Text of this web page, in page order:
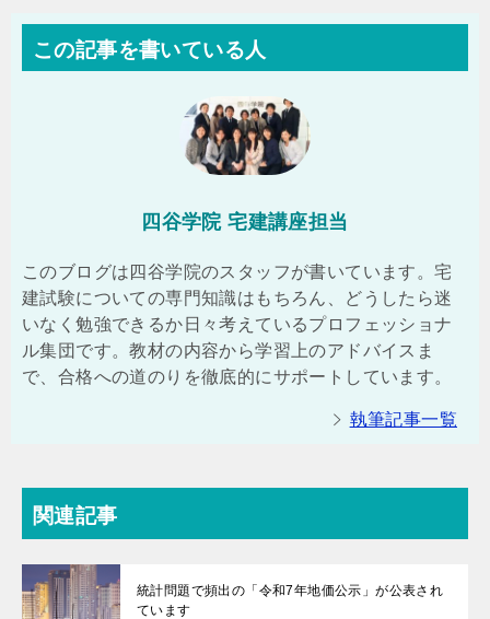
この記事を書いている人
四谷学院 宅建講座担当
このブログは四谷学院のスタッフが書いています。宅
建試験についての専門知識はもちろん、どうしたら迷
いなく勉強できるか日々考えているプロフェッショナ
ル集団です。教材の内容から学習上のアドバイスま
で、合格への道のりを徹底的にサポートしています。
執筆記事一覧
関連記事
統計問題で頻出の「令和7年地価公示」が公表され
ています